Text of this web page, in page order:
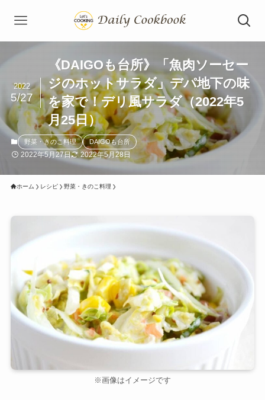
《DAIGOも台所》「魚肉ソーセー
ジのホットサラダ」デパ地下の味
を家で！デリ風サラダ（2022年5
月25日）
2022
5/27
野菜・きのこ料理 DAIGOも台所
2022年5月27日 2022年5月28日
ホーム レシピ 野菜・きのこ料理
※画像はイメージです